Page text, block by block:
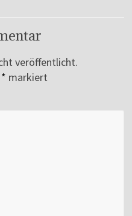
veröffentlicht.
* markiert